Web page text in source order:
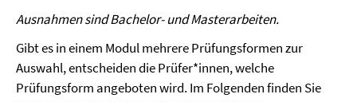
Ausnahmen sind Bachelor- und Masterarbeiten.
Gibt es in einem Modul mehrere Prüfungsformen zur
Auswahl, entscheiden die Prüfer*innen, welche
Prüfungsform angeboten wird. Im Folgenden finden Sie